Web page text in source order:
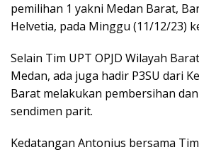
pemilihan 1 yakni Medan Barat,
Helvetia, pada Minggu (11/12/23)
Selain Tim UPT OPJD Wilayah
Medan, ada juga hadir P3SU dari
Barat melakukan pembersihan
sendimen parit.
Kedatangan Antonius bersama